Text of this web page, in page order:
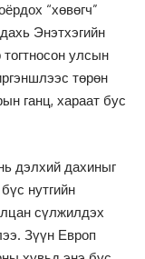
“хөвөгч”
Энэтхэгийн
улсын
төрөн
ганц, хараат бус
дэлхий дахиныг
нутгийн
сүлжилдэх
Зүүн Европ